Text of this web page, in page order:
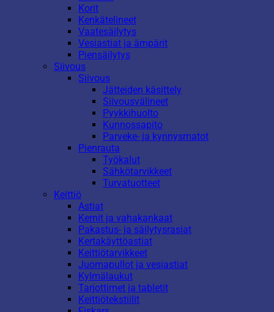
Korit
Kenkätelineet
Vaatesäilytys
Vesiastiat ja ämpärit
Piensäilytys
Siivous
Siivous
Jätteiden käsittely
Siivousvälineet
Pyykkihuolto
Kunnossapito
Parveke- ja kynnysmatot
Pienrauta
Työkalut
Sähkötarvikkeet
Turvatuotteet
Keittiö
Astiat
Kernit ja vahakankaat
Pakastus- ja säilytysrasiat
Kertakäyttöastiat
Keittiötarvikkeet
Juomapullot ja vesiastiat
Kylmälaukut
Tarjottimet ja tabletit
Keittiötekstiilit